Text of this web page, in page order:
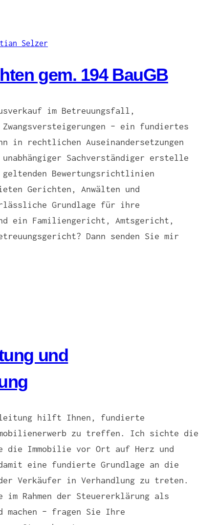
gem. 194 BauGB
im Betreuungsfall,
– ein fundiertes
in rechtlichen Auseinandersetzungen
Sachverständiger erstelle
geltenden Bewertungsrichtlinien
Gerichten, Anwälten und
Grundlage für ihre
ein Familiengericht, Amtsgericht,
Dann senden Sie mir
und
hilft Ihnen, fundierte
zu treffen. Ich sichte die
die Immobilie vor Ort auf Herz und
eine fundierte Grundlage an die
Verkäufer in Verhandlung zu treten.
im Rahmen der Steuererklärung als
machen – fragen Sie Ihre